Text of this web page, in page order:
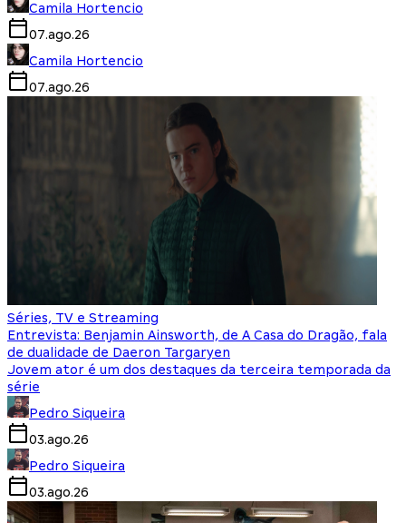
Camila Hortencio
07.ago.26
Camila Hortencio
07.ago.26
Séries, TV e Streaming
Entrevista: Benjamin Ainsworth, de A Casa do Dragão, fala
de dualidade de Daeron Targaryen
Jovem ator é um dos destaques da terceira temporada da
série
Pedro Siqueira
03.ago.26
Pedro Siqueira
03.ago.26